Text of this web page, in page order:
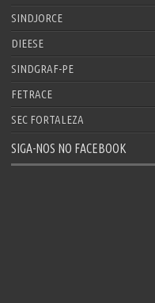
SINDJORCE
DIEESE
SINDGRAF-PE
FETRACE
SEC FORTALEZA
SIGA-NOS NO FACEBOOK